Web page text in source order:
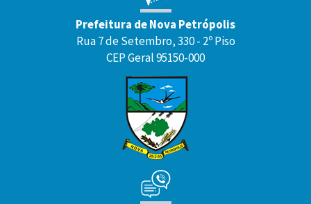
Prefeitura de Nova Petrópolis
Rua 7 de Setembro, 330 - 2º Piso
CEP Geral 95150-000